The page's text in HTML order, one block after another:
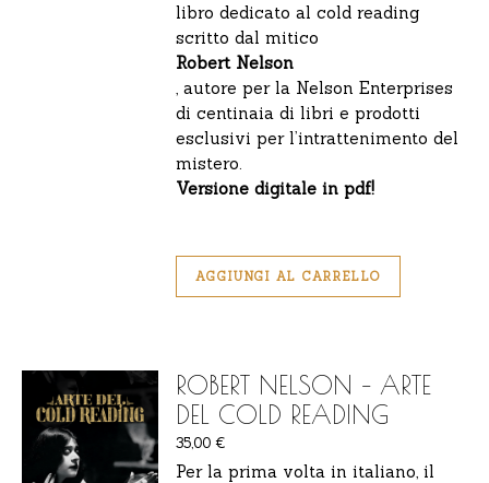
libro dedicato al cold reading
scritto dal mitico
Robert Nelson
, autore per la Nelson Enterprises
di centinaia di libri e prodotti
esclusivi per l’intrattenimento del
mistero.
Versione digitale in pdf!
AGGIUNGI AL CARRELLO
ROBERT NELSON – ARTE
DEL COLD READING
35,00€
Per la prima volta in italiano, il